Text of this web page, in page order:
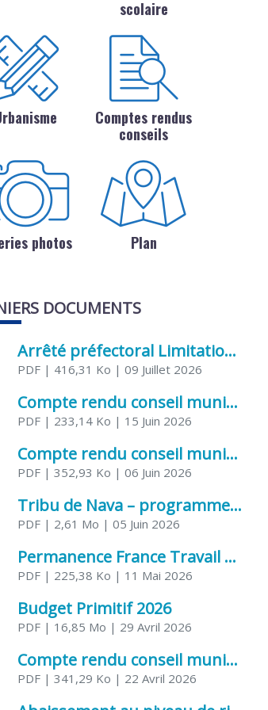
scolaire
Comptes rendus
conseils
photos Plan
DOCUMENTS
Arrêté préfectoral Limitation provisoire des usages de l’eau
PDF | 416,31 Ko | 09 Juillet 2026
Compte rendu conseil municipal 5 juin 2026 sénatoriale
PDF | 233,14 Ko | 15 Juin 2026
Compte rendu conseil municipal – 21 avril 2026
PDF | 352,93 Ko | 06 Juin 2026
Tribu de Nava – programme et inscriptions été 2026
PDF | 2,61 Mo | 05 Juin 2026
Permanence France Travail au CCAS de Saujon Juin 2026
PDF | 225,38 Ko | 11 Mai 2026
Budget Primitif 2026
PDF | 16,85 Mo | 29 Avril 2026
Compte rendu conseil municipal – 7 avril 2026
PDF | 341,29 Ko | 22 Avril 2026